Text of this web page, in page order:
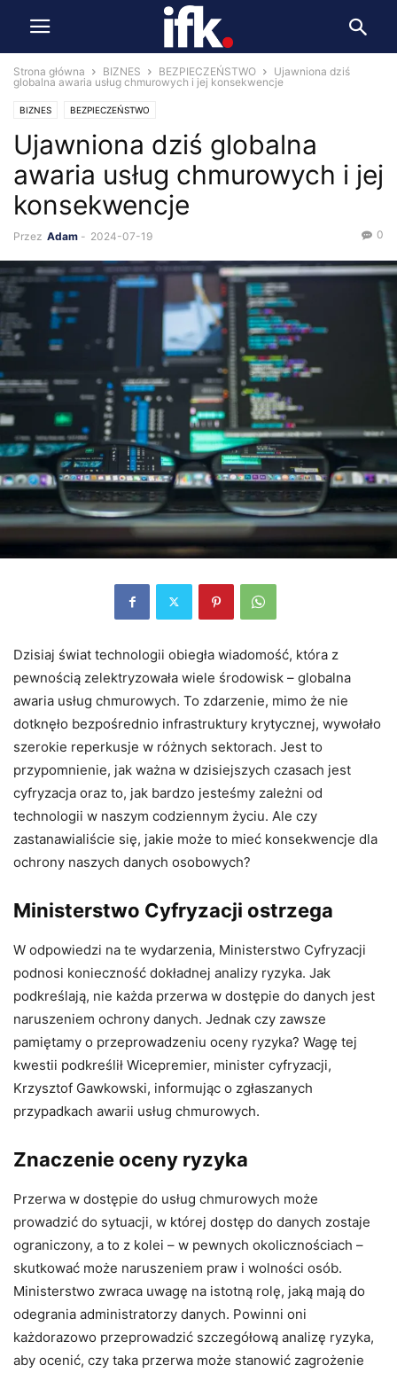
Strona główna BIZNES BEZPIECZEŃSTWO
Ujawniona dziś
globalna awaria usług chmurowych i jej konsekwencje
BIZNES BEZPIECZEŃSTWO
Ujawniona dziś globalna
awaria usług chmurowych i jej
konsekwencje
Przez Adam - 2024-07-19 0
Dzisiaj świat technologii obiegła wiadomość, która z
pewnością zelektryzowała wiele środowisk – globalna
awaria usług chmurowych. To zdarzenie, mimo że nie
dotknęło bezpośrednio infrastruktury krytycznej, wywołało
szerokie reperkusje w różnych sektorach. Jest to
przypomnienie, jak ważna w dzisiejszych czasach jest
cyfryzacja oraz to, jak bardzo jesteśmy zależni od
technologii w naszym codziennym życiu. Ale czy
zastanawialiście się, jakie może to mieć konsekwencje dla
ochrony naszych danych osobowych?
Ministerstwo Cyfryzacji ostrzega
W odpowiedzi na te wydarzenia, Ministerstwo Cyfryzacji
podnosi konieczność dokładnej analizy ryzyka. Jak
podkreślają, nie każda przerwa w dostępie do danych jest
naruszeniem ochrony danych. Jednak czy zawsze
pamiętamy o przeprowadzeniu oceny ryzyka? Wagę tej
kwestii podkreślił Wicepremier, minister cyfryzacji,
Krzysztof Gawkowski, informując o zgłaszanych
przypadkach awarii usług chmurowych.
Znaczenie oceny ryzyka
Przerwa w dostępie do usług chmurowych może
prowadzić do sytuacji, w której dostęp do danych zostaje
ograniczony, a to z kolei – w pewnych okolicznościach –
skutkować może naruszeniem praw i wolności osób.
Ministerstwo zwraca uwagę na istotną rolę, jaką mają do
odegrania administratorzy danych. Powinni oni
każdorazowo przeprowadzić szczegółową analizę ryzyka,
aby ocenić, czy taka przerwa może stanowić zagrożenie